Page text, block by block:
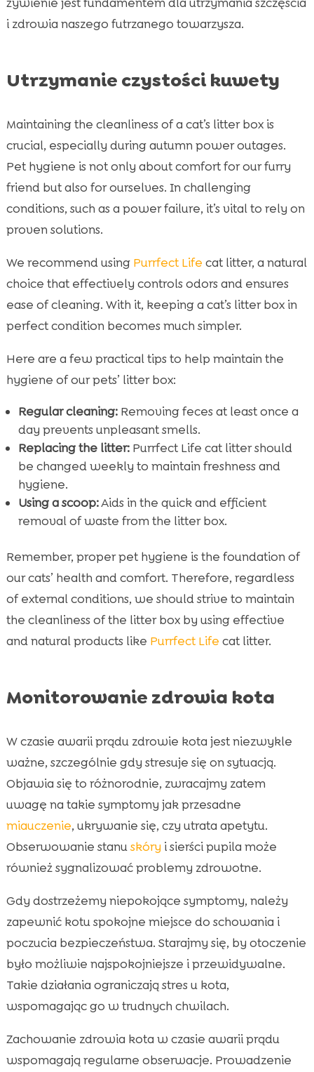
i zdrowia naszego futrzanego towarzysza.
Utrzymanie czystości kuwety
Maintaining the cleanliness of a cat’s litter box is
crucial, especially during autumn power outages.
Pet hygiene is not only about comfort for our furry
friend but also for ourselves. In challenging
conditions, such as a power failure, it’s vital to rely on
proven solutions.
We recommend using Purrfect Life cat litter, a natural
choice that effectively controls odors and ensures
ease of cleaning. With it, keeping a cat’s litter box in
perfect condition becomes much simpler.
Here are a few practical tips to help maintain the
hygiene of our pets’ litter box:
Regular cleaning:Removing feces at least once a
day prevents unpleasant smells.
Replacing the litter:Purrfect Life cat litter should
be changed weekly to maintain freshness and
hygiene.
Using a scoop:Aids in the quick and efficient
removal of waste from the litter box.
Remember, proper pet hygiene is the foundation of
our cats’ health and comfort. Therefore, regardless
of external conditions, we should strive to maintain
the cleanliness of the litter box by using effective
and natural products like Purrfect Life cat litter.
Monitorowanie zdrowia kota
W czasie awarii prądu zdrowie kota jest niezwykle
ważne, szczególnie gdy stresuje się on sytuacją.
Objawia się to różnorodnie, zwracajmy zatem
uwagę na takie symptomy jak przesadne
miauczenie, ukrywanie się, czy utrata apetytu.
Obserwowanie stanuskóry i sierści pupila może
również sygnalizować problemy zdrowotne.
Gdy dostrzeżemy niepokojące symptomy, należy
zapewnić kotu spokojne miejsce do schowania i
poczucia bezpieczeństwa. Starajmy się, by otoczenie
było możliwie najspokojniejsze i przewidywalne.
Takie działania ograniczają stres u kota,
wspomagając go w trudnych chwilach.
Zachowanie zdrowia kota w czasie awarii prądu
wspomagają regularne obserwacje. Prowadzenie